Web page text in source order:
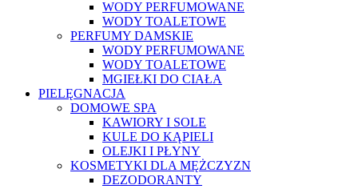
WODY PERFUMOWANE
WODY TOALETOWE
PERFUMY DAMSKIE
WODY PERFUMOWANE
WODY TOALETOWE
MGIEŁKI DO CIAŁA
PIELĘGNACJA
DOMOWE SPA
KAWIORY I SOLE
KULE DO KĄPIELI
OLEJKI I PŁYNY
KOSMETYKI DLA MĘŻCZYZN
DEZODORANTY